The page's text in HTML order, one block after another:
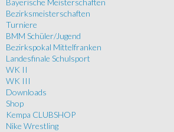
Bayerische Meisterschaften
Bezirksmeisterschaften
Turniere
BMM Schüler/Jugend
Bezirkspokal Mittelfranken
Landesfinale Schulsport
WK II
WK III
Downloads
Shop
Kempa CLUBSHOP
Nike Wrestling